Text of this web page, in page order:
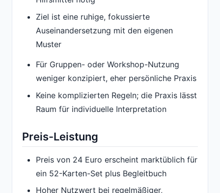
Ziel ist eine ruhige, fokussierte
Auseinandersetzung mit den eigenen
Muster
Für Gruppen- oder Workshop-Nutzung
weniger konzipiert, eher persönliche Praxis
Keine komplizierten Regeln; die Praxis lässt
Raum für individuelle Interpretation
Preis-Leistung
Preis von 24 Euro erscheint marktüblich für
ein 52-Karten-Set plus Begleitbuch
Hoher Nutzwert bei regelmäßiger,